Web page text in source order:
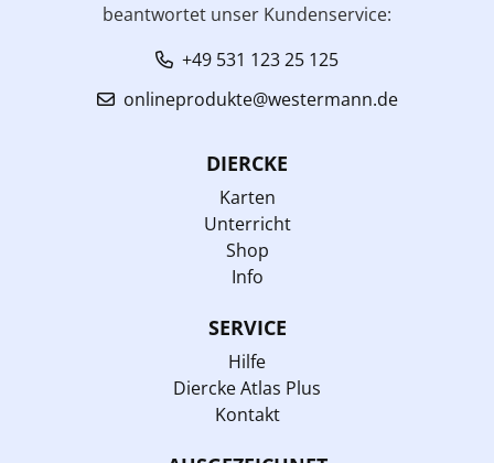
beantwortet unser Kundenservice:
+49 531 123 25 125
onlineprodukte@westermann.de
DIERCKE
Karten
Unterricht
Shop
Info
SERVICE
Hilfe
Diercke Atlas Plus
Kontakt